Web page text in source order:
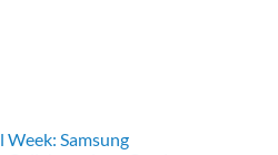
Samsung